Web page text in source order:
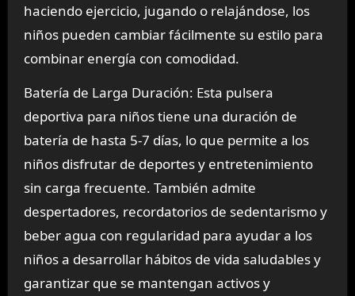
haciendo ejercicio, jugando o relajándose, los
niños pueden cambiar fácilmente su estilo para
combinar energía con comodidad.
Batería de Larga Duración: Esta pulsera
deportiva para niños tiene una duración de
batería de hasta 5-7 días, lo que permite a los
niños disfrutar de deportes y entretenimiento
sin carga frecuente. También admite
despertadores, recordatorios de sedentarismo y
beber agua con regularidad para ayudar a los
niños a desarrollar hábitos de vida saludables y
garantizar que se mantengan activos y